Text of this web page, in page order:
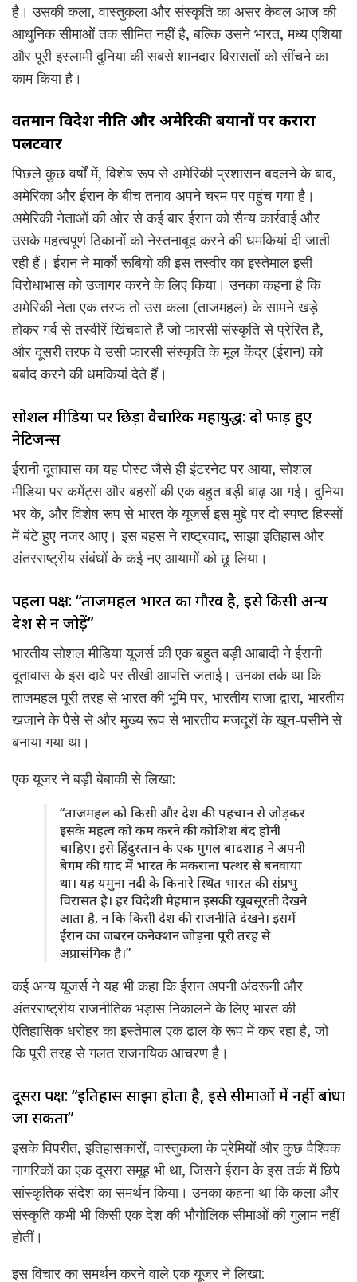
है। उसकी कला, वास्तुकला और संस्कृति का असर केवल आज की
आधुनिक सीमाओं तक सीमित नहीं है, बल्कि उसने भारत, मध्य एशिया
और पूरी इस्लामी दुनिया की सबसे शानदार विरासतों को सींचने का
काम किया है।
वर्तमान विदेश नीति और अमेरिकी बयानों पर करारा
पलटवार
पिछले कुछ वर्षों में, विशेष रूप से अमेरिकी प्रशासन बदलने के बाद,
अमेरिका और ईरान के बीच तनाव अपने चरम पर पहुंच गया है।
अमेरिकी नेताओं की ओर से कई बार ईरान को सैन्य कार्रवाई और
उसके महत्वपूर्ण ठिकानों को नेस्तनाबूद करने की धमकियां दी जाती
रही हैं। ईरान ने मार्को रूबियो की इस तस्वीर का इस्तेमाल इसी
विरोधाभास को उजागर करने के लिए किया। उनका कहना है कि
अमेरिकी नेता एक तरफ तो उस कला (ताजमहल) के सामने खड़े
होकर गर्व से तस्वीरें खिंचवाते हैं जो फारसी संस्कृति से प्रेरित है,
और दूसरी तरफ वे उसी फारसी संस्कृति के मूल केंद्र (ईरान) को
बर्बाद करने की धमकियां देते हैं।
सोशल मीडिया पर छिड़ा वैचारिक महायुद्ध: दो फाड़ हुए
नेटिजन्स
ईरानी दूतावास का यह पोस्ट जैसे ही इंटरनेट पर आया, सोशल
मीडिया पर कमेंट्स और बहसों की एक बहुत बड़ी बाढ़ आ गई। दुनिया
भर के, और विशेष रूप से भारत के यूजर्स इस मुद्दे पर दो स्पष्ट हिस्सों
में बंटे हुए नजर आए। इस बहस ने राष्ट्रवाद, साझा इतिहास और
अंतरराष्ट्रीय संबंधों के कई नए आयामों को छू लिया।
पहला पक्ष: “ताजमहल भारत का गौरव है, इसे किसी अन्य
देश से न जोड़ें”
भारतीय सोशल मीडिया यूजर्स की एक बहुत बड़ी आबादी ने ईरानी
दूतावास के इस दावे पर तीखी आपत्ति जताई। उनका तर्क था कि
ताजमहल पूरी तरह से भारत की भूमि पर, भारतीय राजा द्वारा, भारतीय
खजाने के पैसे से और मुख्य रूप से भारतीय मजदूरों के खून-पसीने से
बनाया गया था।
एक यूजर ने बड़ी बेबाकी से लिखा:
“ताजमहल को किसी और देश की पहचान से जोड़कर
इसके महत्व को कम करने की कोशिश बंद होनी
चाहिए। इसे हिंदुस्तान के एक मुगल बादशाह ने अपनी
बेगम की याद में भारत के मकराना पत्थर से बनवाया
था। यह यमुना नदी के किनारे स्थित भारत की संप्रभु
विरासत है। हर विदेशी मेहमान इसकी खूबसूरती देखने
आता है, न कि किसी देश की राजनीति देखने। इसमें
ईरान का जबरन कनेक्शन जोड़ना पूरी तरह से
अप्रासंगिक है।”
कई अन्य यूजर्स ने यह भी कहा कि ईरान अपनी अंदरूनी और
अंतरराष्ट्रीय राजनीतिक भड़ास निकालने के लिए भारत की
ऐतिहासिक धरोहर का इस्तेमाल एक ढाल के रूप में कर रहा है, जो
कि पूरी तरह से गलत राजनयिक आचरण है।
दूसरा पक्ष: “इतिहास साझा होता है, इसे सीमाओं में नहीं बांधा
जा सकता”
इसके विपरीत, इतिहासकारों, वास्तुकला के प्रेमियों और कुछ वैश्विक
नागरिकों का एक दूसरा समूह भी था, जिसने ईरान के इस तर्क में छिपे
सांस्कृतिक संदेश का समर्थन किया। उनका कहना था कि कला और
संस्कृति कभी भी किसी एक देश की भौगोलिक सीमाओं की गुलाम नहीं
होतीं।
इस विचार का समर्थन करने वाले एक यूजर ने लिखा: